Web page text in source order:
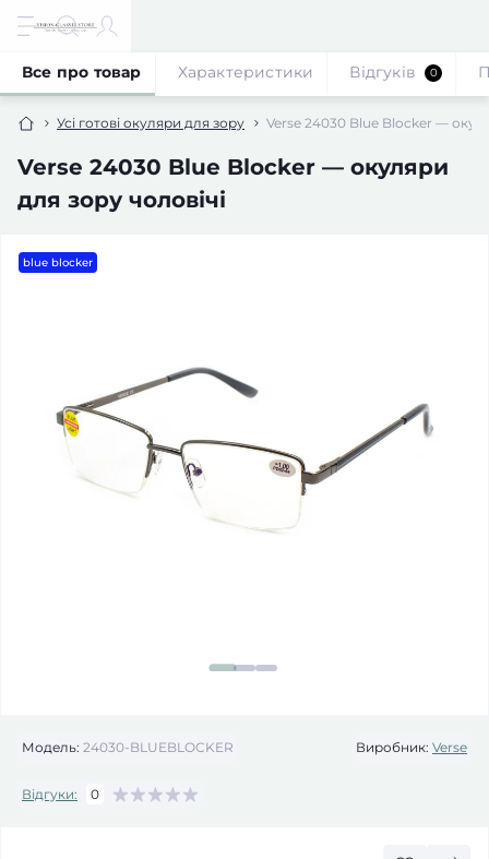
Усі готові окуляри для зору Verse 24030 Blue Blocker —
Verse 24030 Blue Blocker — окуляри
для зору чоловічі
Все про товар Характеристики Відгуків 0
blue blocker
Модель: 24030-BLUEBLOCKER Виробник: Verse
Відгуки: 0